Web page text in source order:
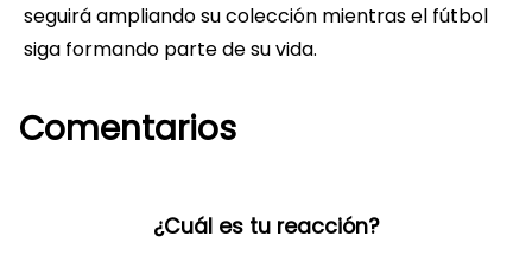
seguirá ampliando su colección mientras el fútbol
siga formando parte de su vida.
Comentarios